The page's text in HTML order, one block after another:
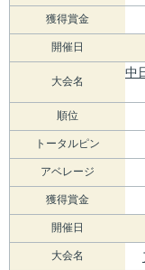
獲得賞金
開催日
大会名
中
順位
トータルピン
アベレージ
獲得賞金
開催日
大会名